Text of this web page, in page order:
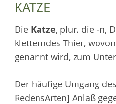
KATZE
Die Katze, plur. die -n,
kletterndes Thier,
genannt wird, zum
Der häufige Umgang
RedensArten] Anlaß